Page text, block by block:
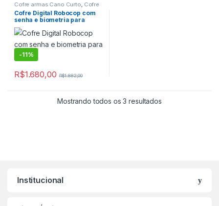
Cofre armas Cano Curto Cofre
Digital ,Cofre digital com chave
emergencial,Cofre Digital de
Fixar,Cofre para Armas,Cofre
Cofre para
Residencias,Cofre para
Residencias digital,Cofres
Cofre Digital Robocop com
senha e biometria para
pistolas
-11%
R$1.680,00 R$1.882,00
Mostrando todos os 3 resultados
Institucional